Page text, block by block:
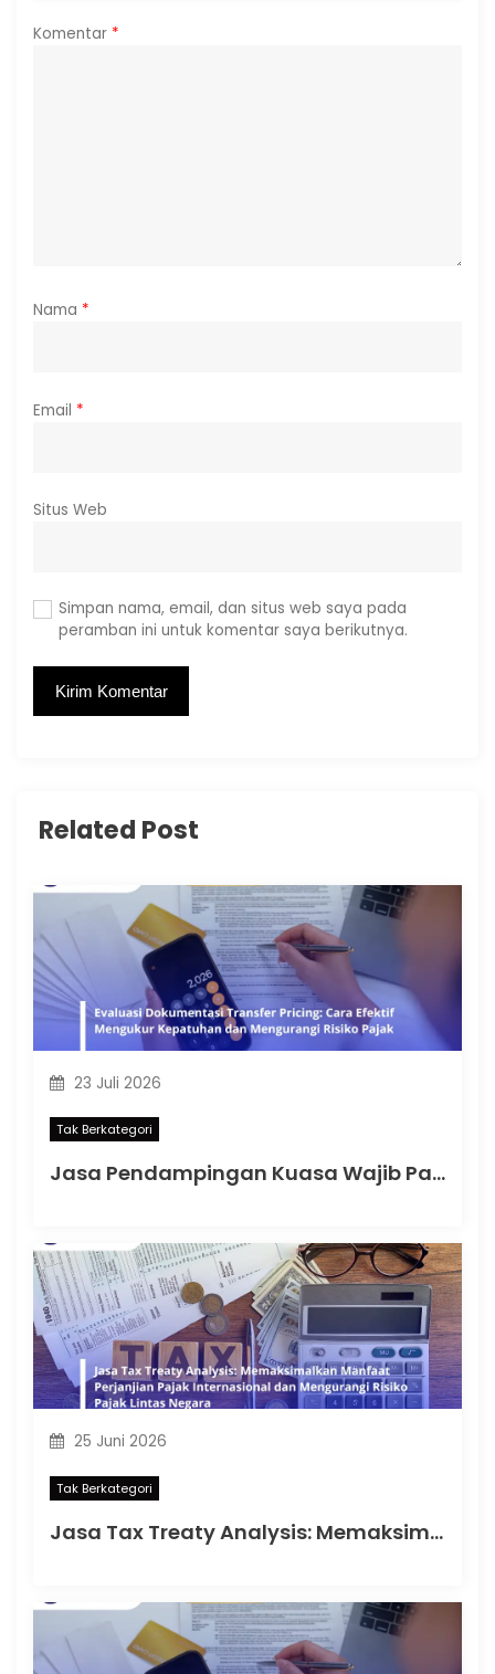
Komentar *
Nama *
Email *
Situs Web
Simpan nama, email, dan situs web saya pada
peramban ini untuk komentar saya berikutnya.
Related Post
23 Juli 2026
Tak Berkategori
Jasa Pendampingan Kuasa Wajib Pajak: Memahami Mulai Kapan SKT Wajib bagi Kuasa Wajib Pajak Menurut PMK 44 Tahun 2026
25 Juni 2026
Tak Berkategori
Jasa Tax Treaty Analysis: Memaksimalkan Manfaat Perjanjian Pajak Internasional dan Mengurangi Risiko Pajak Lintas Negara